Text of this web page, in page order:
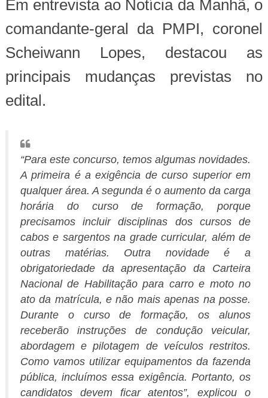
Em entrevista ao Notícia da Manhã, o
comandante-geral da PMPI, coronel
Scheiwann Lopes, destacou as
principais mudanças previstas no
edital.
“Para este concurso, temos algumas novidades.
A primeira é a exigência de curso superior em
qualquer área. A segunda é o aumento da carga
horária do curso de formação, porque
precisamos incluir disciplinas dos cursos de
cabos e sargentos na grade curricular, além de
outras matérias. Outra novidade é a
obrigatoriedade da apresentação da Carteira
Nacional de Habilitação para carro e moto no
ato da matrícula, e não mais apenas na posse.
Durante o curso de formação, os alunos
receberão instruções de condução veicular,
abordagem e pilotagem de veículos restritos.
Como vamos utilizar equipamentos da fazenda
pública, incluímos essa exigência. Portanto, os
candidatos devem ficar atentos”, explicou o